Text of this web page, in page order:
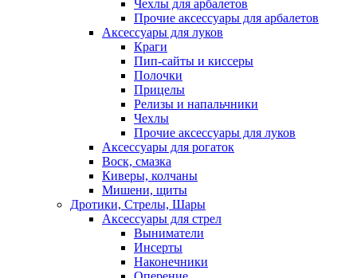
Чехлы для арбалетов
Прочие аксессуары для арбалетов
Аксессуары для луков
Краги
Пип-сайты и киссеры
Полочки
Прицелы
Релизы и напальчники
Чехлы
Прочие аксессуары для луков
Аксессуары для рогаток
Воск, смазка
Киверы, колчаны
Мишени, щиты
Дротики, Стрелы, Шары
Аксессуары для стрел
Выниматели
Инсерты
Наконечники